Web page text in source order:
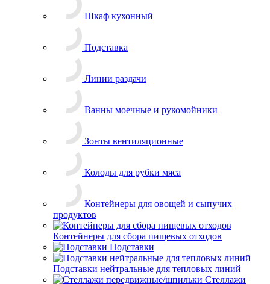
продуктов
Контейнеры для сбора пищевых отходов
Подставки
Подставки нейтральные для тепловых линий
передвижные/шпильки
Столы
специализированные
посуды
термоконтейнеров
Тележки технологические и производственные
Шкафы для одежды
Смесители и душирующие устройства